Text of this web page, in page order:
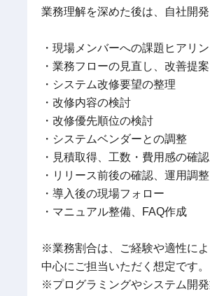
業務理解を深めた後は、自社開
・現場メンバーへの課題ヒアリ
・業務フローの見直し、改善提案
・システム改修要望の整理
・改修内容の検討
・改修優先順位の検討
・システムベンダーとの調整
・見積取得、工数・費用感の確認
・リリース前後の確認、運用調整
・導入後の現場フォロー
・マニュアル整備、FAQ作成
※業務割合は、ご経験や適性に
中心にご担当いただく想定です。
※プログラミングやシステム開発